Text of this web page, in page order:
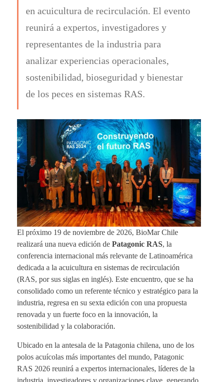
en acuicultura de recirculación. El evento
reunirá a expertos, investigadores y
representantes de la industria para
analizar experiencias operacionales,
sostenibilidad, bioseguridad y bienestar
de los peces en sistemas RAS.
El próximo 19 de noviembre de 2026, BioMar Chile
realizará una nueva edición de Patagonic RAS, la
conferencia internacional más relevante de Latinoamérica
dedicada a la acuicultura en sistemas de recirculación
(RAS, por sus siglas en inglés). Este encuentro, que se ha
consolidado como un referente técnico y estratégico para la
industria, regresa en su sexta edición con una propuesta
renovada y un fuerte foco en la innovación, la
sostenibilidad y la colaboración.
Ubicado en la antesala de la Patagonia chilena, uno de los
polos acuícolas más importantes del mundo, Patagonic
RAS 2026 reunirá a expertos internacionales, líderes de la